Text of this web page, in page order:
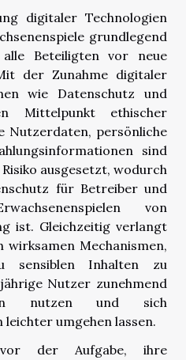
digitaler Technologien
grundlegend
Beteiligten vor neue
der Zunahme digitaler
wie Datenschutz und
Mittelpunkt ethischer
Nutzerdaten, persönliche
sind
ausgesetzt, wodurch
für Betreiber und
von
ist. Gleichzeitig verlangt
wirksamen Mechanismen,
sensiblen Inhalten zu
Nutzer zunehmend
nutzen und sich
umgehen lassen.
der Aufgabe, ihre